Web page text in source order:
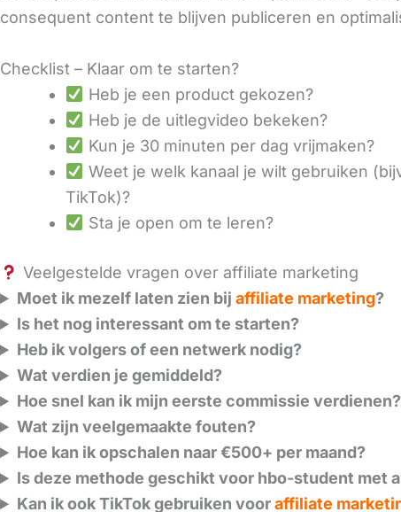
consequent content te blijven publiceren en
Checklist – Klaar om te starten?
Heb je een product gekozen?
Heb je de uitlegvideo bekeken?
Kun je 30 minuten per dag vrijmaken?
Weet je welk kanaal je wilt gebruiken
TikTok)?
Sta je open om te leren?
Veelgestelde vragen over affiliate marketing
Moet ik mezelf laten zien bijaffiliate marketing?
Is het nog interessant om te starten?
Heb ik volgers of een netwerk nodig?
Wat verdien je gemiddeld?
Hoe snel kan ik mijn eerste commissie verdienen?
Wat zijn veelgemaakte fouten?
Hoe kan ik opschalen naar €500+ per maand?
Is deze methode geschikt voor hbo-student met
Kan ik ook TikTok gebruiken vooraffiliate